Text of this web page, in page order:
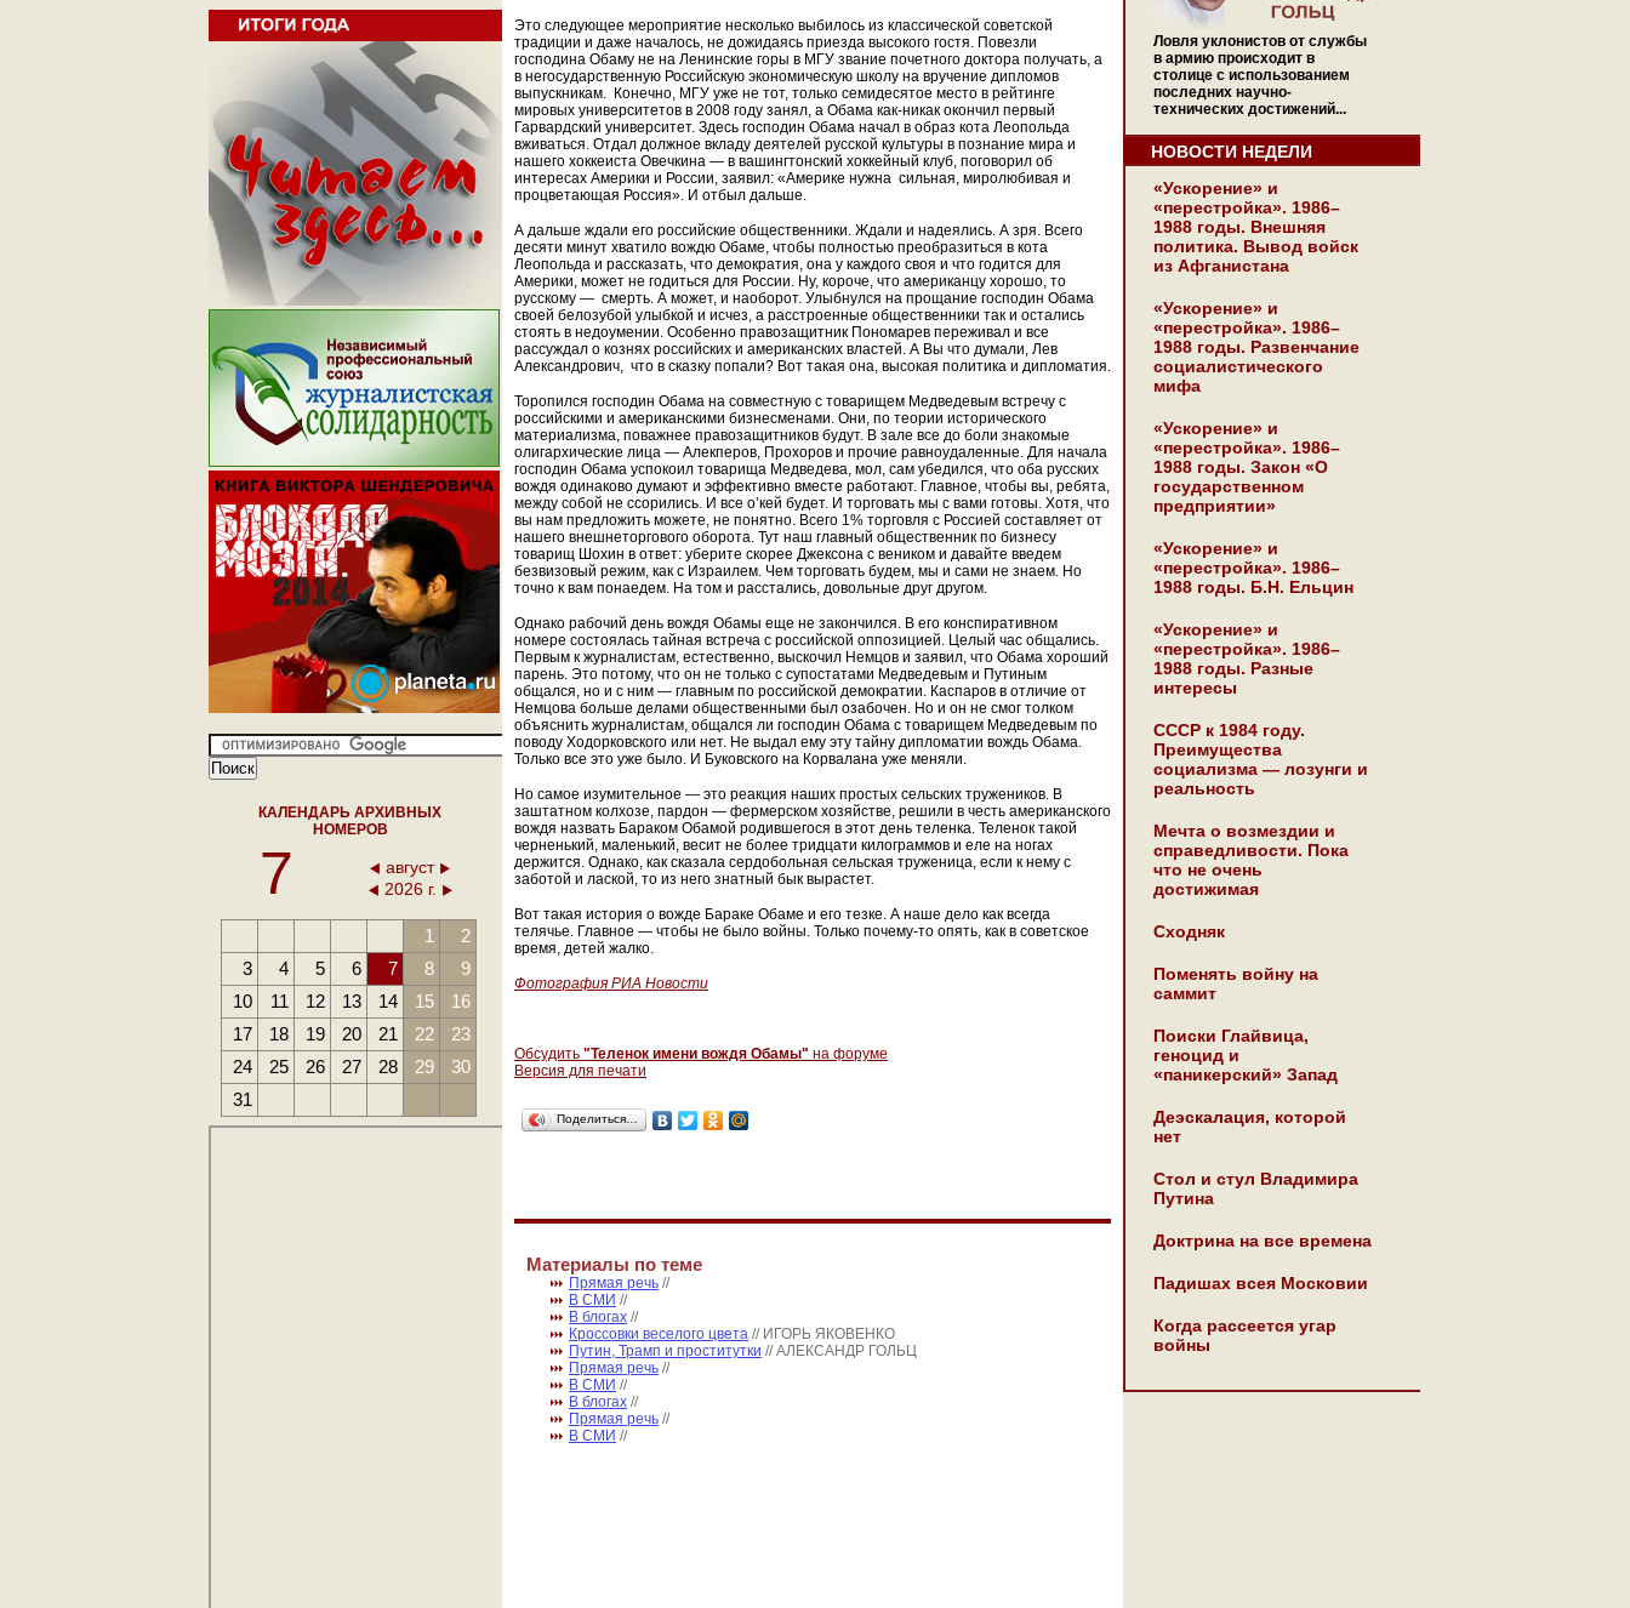
КАЛЕНДАРЬ АРХИВНЫХ
НОМЕРОВ
7
август
2026 г.
1
2
3
4 5 6 7 8
9
10
11 12 13 14 15
16
17
18 19 20 21 22
23
24
25 26 27 28 29
30
31
Это следующее мероприятие несколько выбилось из классической советской
традиции и даже началось, не дожидаясь приезда высокого гостя. Повезли
господина Обаму не на Ленинские горы в МГУ звание почетного доктора получать, а
в негосударственную Российскую экономическую школу на вручение дипломов
выпускникам. Конечно, МГУ уже не тот, только семидесятое место в рейтинге
мировых университетов в 2008 году занял, а Обама как-никак окончил первый
Гарвардский университет. Здесь господин Обама начал в образ кота Леопольда
вживаться. Отдал должное вкладу деятелей русской культуры в познание мира и
нашего хоккеиста Овечкина — в вашингтонский хоккейный клуб, поговорил об
интересах Америки и России, заявил: «Америке нужна сильная, миролюбивая и
процветающая Россия». И отбыл дальше.
А дальше ждали его российские общественники. Ждали и надеялись. А зря. Всего
десяти минут хватило вождю Обаме, чтобы полностью преобразиться в кота
Леопольда и рассказать, что демократия, она у каждого своя и что годится для
Америки, может не годиться для России. Ну, короче, что американцу хорошо, то
русскому — смерть. А может, и наоборот. Улыбнулся на прощание господин Обама
своей белозубой улыбкой и исчез, а расстроенные общественники так и остались
стоять в недоумении. Особенно правозащитник Пономарев переживал и все
рассуждал о кознях российских и американских властей. А Вы что думали, Лев
Александрович, что в сказку попали? Вот такая она, высокая политика и дипломатия.
Торопился господин Обама на совместную с товарищем Медведевым встречу с
российскими и американскими бизнесменами. Они, по теории исторического
материализма, поважнее правозащитников будут. В зале все до боли знакомые
олигархические лица — Алекперов, Прохоров и прочие равноудаленные. Для начала
господин Обама успокоил товарища Медведева, мол, сам убедился, что оба русских
вождя одинаково думают и эффективно вместе работают. Главное, чтобы вы, ребята,
между собой не ссорились. И все о’кей будет. И торговать мы с вами готовы. Хотя, что
вы нам предложить можете, не понятно. Всего 1% торговля с Россией составляет от
нашего внешнеторгового оборота. Тут наш главный общественник по бизнесу
товарищ Шохин в ответ: уберите скорее Джексона с веником и давайте введем
безвизовый режим, как с Израилем. Чем торговать будем, мы и сами не знаем. Но
точно к вам понаедем. На том и расстались, довольные друг другом.
Однако рабочий день вождя Обамы еще не закончился. В его конспиративном
номере состоялась тайная встреча с российской оппозицией. Целый час общались.
Первым к журналистам, естественно, выскочил Немцов и заявил, что Обама хороший
парень. Это потому, что он не только с супостатами Медведевым и Путиным
общался, но и с ним — главным по российской демократии. Каспаров в отличие от
Немцова больше делами общественными был озабочен. Но и он не смог толком
объяснить журналистам, общался ли господин Обама с товарищем Медведевым по
поводу Ходорковского или нет. Не выдал ему эту тайну дипломатии вождь Обама.
Только все это уже было. И Буковского на Корвалана уже меняли.
Но самое изумительное — это реакция наших простых сельских тружеников. В
заштатном колхозе, пардон — фермерском хозяйстве, решили в честь американского
вождя назвать Бараком Обамой родившегося в этот день теленка. Теленок такой
черненький, маленький, весит не более тридцати килограммов и еле на ногах
держится. Однако, как сказала сердобольная сельская труженица, если к нему с
заботой и лаской, то из него знатный бык вырастет.
Вот такая история о вожде Бараке Обаме и его тезке. А наше дело как всегда
телячье. Главное — чтобы не было войны. Только почему-то опять, как в советское
время, детей жалко.
Фотография РИА Новости
Обсудить "Теленок имени вождя Обамы" на форуме
Версия для печати
Поделиться…
Материалы по теме
Прямая речь //
В СМИ //
В блогах //
Кроссовки веселого цвета // ИГОРЬ ЯКОВЕНКО
Путин, Трамп и проститутки // АЛЕКСАНДР ГОЛЬЦ
Прямая речь //
В СМИ //
В блогах //
Прямая речь //
В СМИ //
Ловля уклонистов от службы
в армию происходит в
столице с использованием
последних научно-
технических достижений...
НОВОСТИ НЕДЕЛИ
«Ускорение» и
«перестройка». 1986–
1988 годы. Внешняя
политика. Вывод войск
из Афганистана
«Ускорение» и
«перестройка». 1986–
1988 годы. Развенчание
социалистического
мифа
«Ускорение» и
«перестройка». 1986–
1988 годы. Закон «О
государственном
предприятии»
«Ускорение» и
«перестройка». 1986–
1988 годы. Б.Н. Ельцин
«Ускорение» и
«перестройка». 1986–
1988 годы. Разные
интересы
СССР к 1984 году.
Преимущества
социализма — лозунги и
реальность
Мечта о возмездии и
справедливости. Пока
что не очень
достижимая
Сходняк
Поменять войну на
саммит
Поиски Глайвица,
геноцид и
«паникерский» Запад
Деэскалация, которой
нет
Стол и стул Владимира
Путина
Доктрина на все времена
Падишах всея Московии
Когда рассеется угар
войны